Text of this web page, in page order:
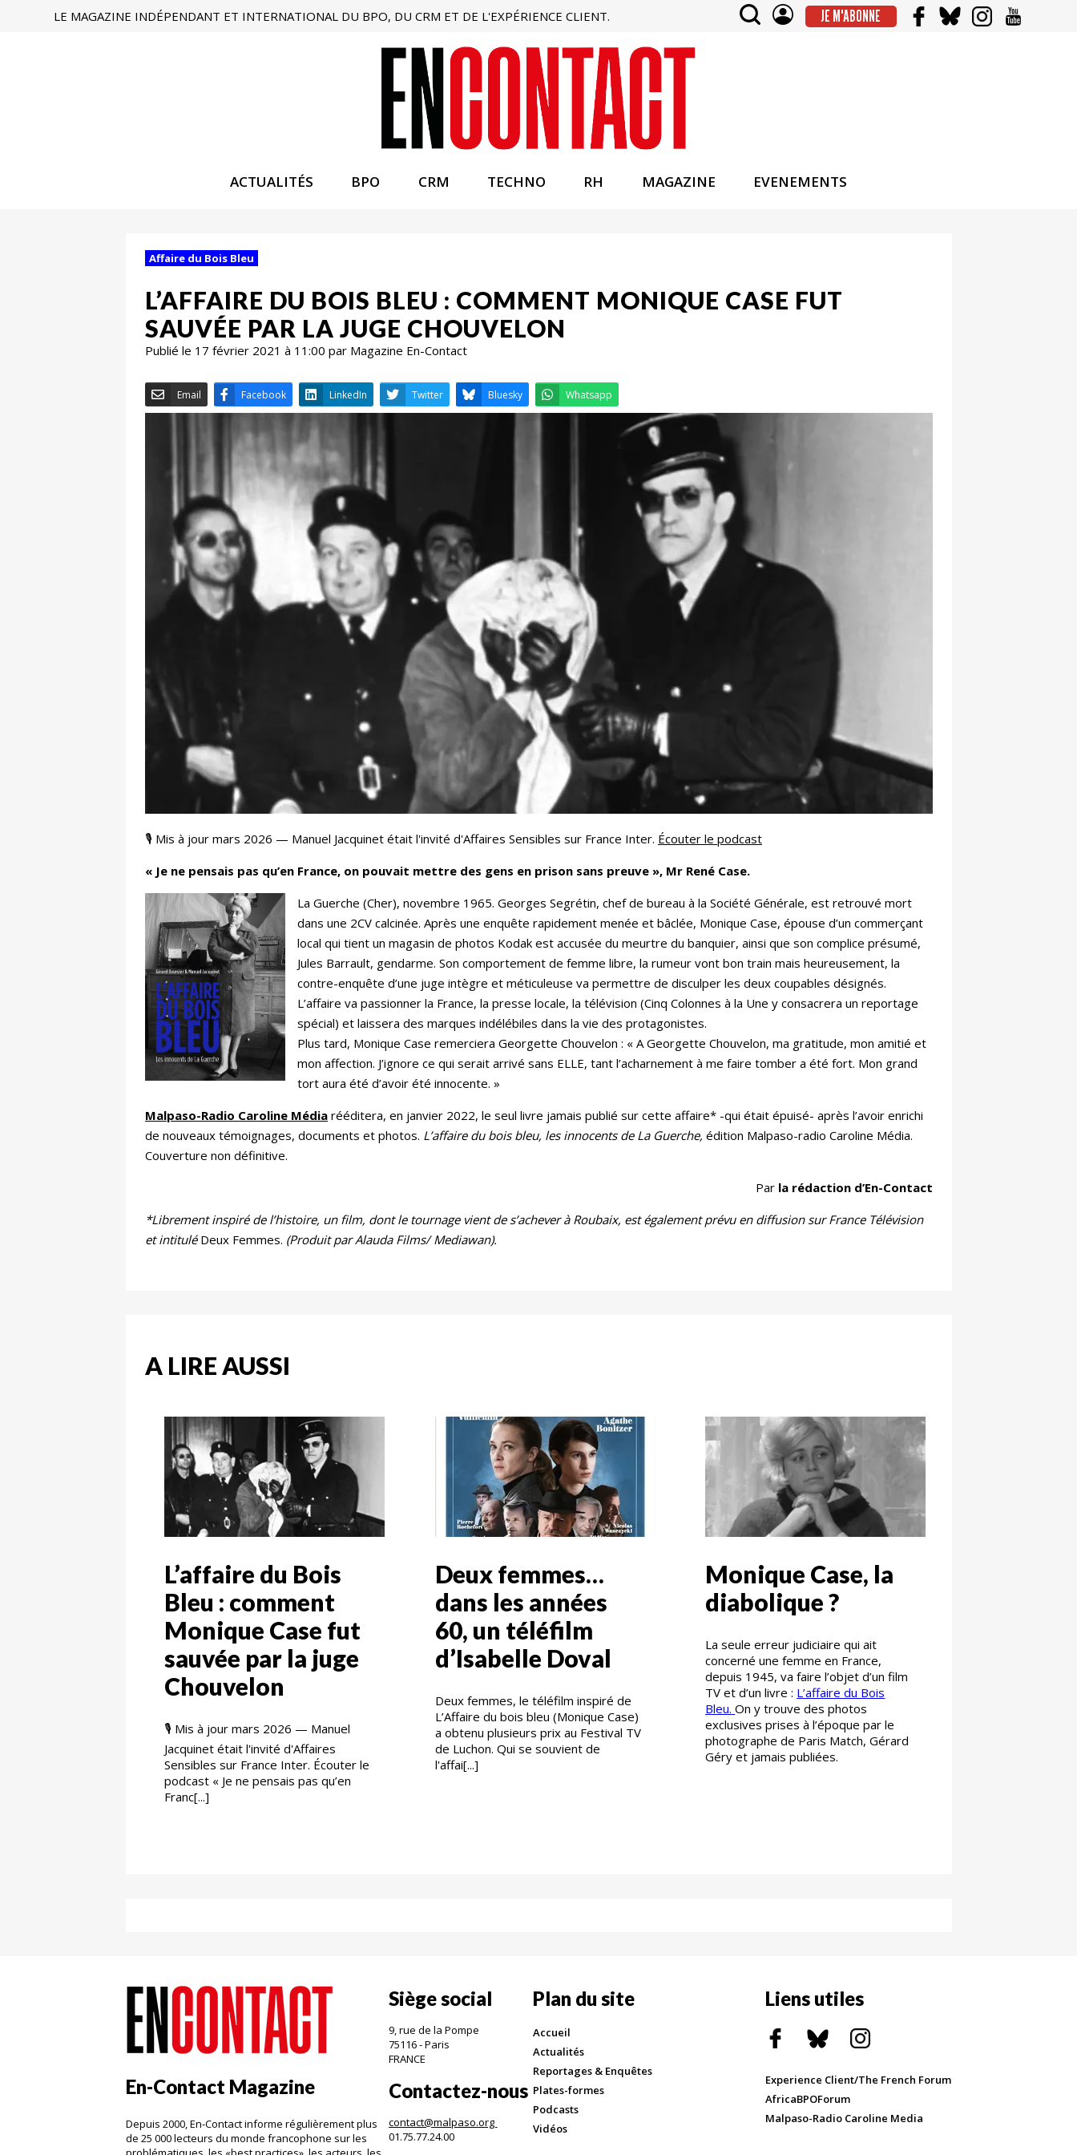
LE MAGAZINE INDÉPENDANT ET INTERNATIONAL DU BPO, DU CRM ET DE L'EXPÉRIENCE CLIENT. JE M'ABONNE
ACTUALITÉS BPO CRM TECHNO RH MAGAZINE EVENEMENTS
Affaire du Bois Bleu
L’AFFAIRE DU BOIS BLEU : COMMENT MONIQUE CASE FUT
SAUVÉE PAR LA JUGE CHOUVELON
Publié le 17 février 2021 à 11:00 par Magazine En-Contact
Email Facebook Bluesky Whatsapp
🎙️ Mis à jour mars 2026 — Manuel Jacquinet était l'invité d'Affaires Sensibles sur France Inter. Écouter le podcast
« Je ne pensais pas qu’en France, on pouvait mettre des gens en prison sans preuve », Mr René Case.
La Guerche (Cher), novembre 1965. Georges Segrétin, chef de bureau à la Société Générale, est retrouvé mort
dans une 2CV calcinée. Après une enquête rapidement menée et bâclée, Monique Case, épouse d’un commerçant
local qui tient un magasin de photos Kodak est accusée du meurtre du banquier, ainsi que son complice présumé,
Jules Barrault, gendarme. Son comportement de femme libre, la rumeur vont bon train mais heureusement, la
contre-enquête d’une juge intègre et méticuleuse va permettre de disculper les deux coupables désignés.
L’affaire va passionner la France, la presse locale, la télévision (Cinq Colonnes à la Une y consacrera un reportage
spécial) et laissera des marques indélébiles dans la vie des protagonistes.
Plus tard, Monique Case remerciera Georgette Chouvelon : « A Georgette Chouvelon, ma gratitude, mon amitié et
mon affection. J’ignore ce qui serait arrivé sans ELLE, tant l’acharnement à me faire tomber a été fort. Mon grand
tort aura été d’avoir été innocente. »
Malpaso-Radio Caroline Média rééditera, en janvier 2022, le seul livre jamais publié sur cette affaire* -qui était épuisé- après l’avoir enrichi
de nouveaux témoignages, documents et photos. L’affaire du bois bleu, les innocents de La Guerche, édition Malpaso-radio Caroline Média.
Couverture non définitive.
Par la rédaction d’En-Contact
*Librement inspiré de l’histoire, un film, dont le tournage vient de s’achever à Roubaix, est également prévu en diffusion sur France Télévision
et intitulé Deux Femmes. (Produit par Alauda Films/ Mediawan).
A LIRE AUSSI
L’affaire du Bois
Bleu : comment
Monique Case fut
sauvée par la juge
Chouvelon
🎙️ Mis à jour mars 2026 — Manuel
Jacquinet était l'invité d'Affaires
Sensibles sur France Inter. Écouter le
podcast « Je ne pensais pas qu’en
Franc[...]
Deux femmes…
dans les années
60, un téléfilm
d’Isabelle Doval
Deux femmes, le téléfilm inspiré de
L’Affaire du bois bleu (Monique Case)
a obtenu plusieurs prix au Festival TV
de Luchon. Qui se souvient de
l'affai[...]
Monique Case, la
diabolique ?
La seule erreur judiciaire qui ait
concerné une femme en France,
depuis 1945, va faire l’objet d’un film
TV et d’un livre : L’affaire du Bois
Bleu. On y trouve des photos
exclusives prises à l’époque par le
photographe de Paris Match, Gérard
Géry et jamais publiées.
En-Contact Magazine
Depuis 2000, En-Contact informe régulièrement plus
de 25 000 lecteurs du monde francophone sur les
Siège social
9, rue de la Pompe
75116 - Paris
FRANCE
Contactez-nous
contact@malpaso.org
01.75.77.24.00
Plan du site
Accueil
Actualités
Reportages & Enquêtes
Plates-formes
Podcasts
Vidéos
Liens utiles
Experience Client/The French Forum
AfricaBPOForum
Malpaso-Radio Caroline Media